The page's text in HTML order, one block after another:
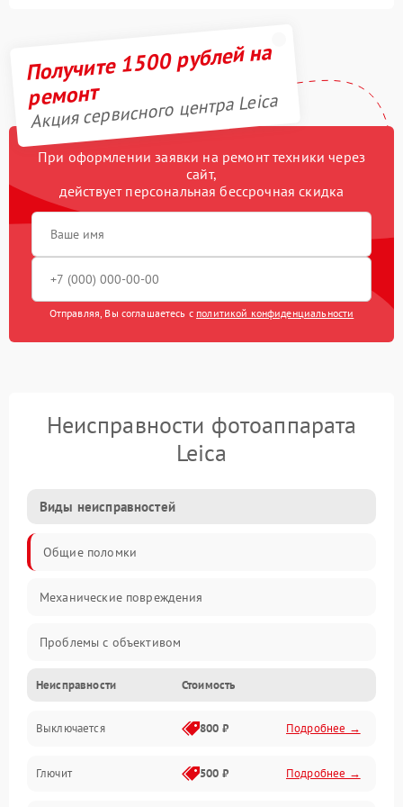
Получите 1500 рублей на
ремонт
Акция сервисного центра Leica
При оформлении заявки на ремонт техники через
сайт,
действует персональная бессрочная скидка
Отправляя, Вы соглашаетесь с политикой конфиденциальности
Неисправности фотоаппарата
Leica
Виды неисправностей
Общие поломки
Механические повреждения
Проблемы с объективом
Электронные ошибки
Механические проблемы
Матрица и оптика
Неисправности Стоимость
Выключается 800 ₽ Подробнее →
Глючит 500 ₽ Подробнее →